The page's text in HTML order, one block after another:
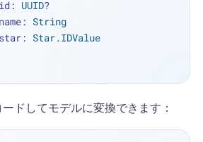
id: UUID?
name: String
star: Star.IDValue
ドしてモデルに変換できます：